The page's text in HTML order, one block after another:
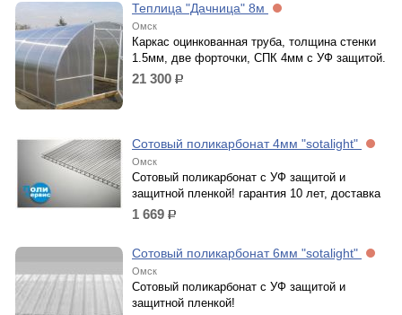
Теплица "Дачница" 8м
Омск
Каркас оцинкованная труба, толщина стенки
1.5мм, две форточки, СПК 4мм с УФ защитой.
21 300 р.
Сотовый поликарбонат 4мм "sotalight"
Омск
Сотовый поликарбонат с УФ защитой и
защитной пленкой! гарантия 10 лет, доставка
1 669 р.
Сотовый поликарбонат 6мм "sotalight"
Омск
Сотовый поликарбонат с УФ защитой и
защитной пленкой!